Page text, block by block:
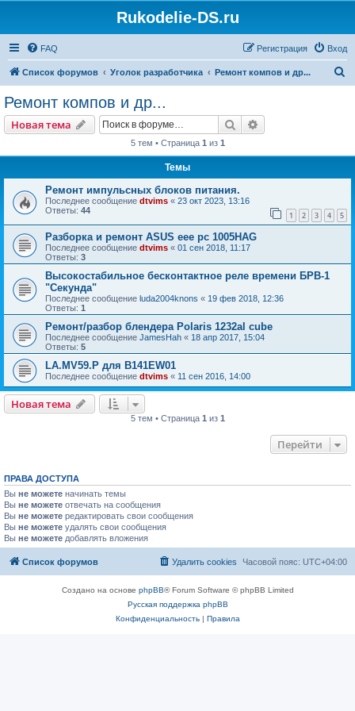
Rukodelie-DS.ru
FAQ Вход
Регистрация
Список форумов Уголок разработчика Ремонт компов и др...
Ремонт компов и др...
Новая тема Поиск
5 тем • Страница 1 из 1
Темы
Ремонт импульсных блоков питания.
Последнее сообщение dtvims « 23 окт 2023, 13:16
Ответы: 44 1 2 3 4 5
Разборка и ремонт ASUS eee pc 1005HAG
Последнее сообщение dtvims « 01 сен 2018, 11:17
Ответы: 3
Высокостабильное бесконтактное реле времени БРВ-1
"Секунда"
Последнее сообщение luda2004knons « 19 фев 2018, 12:36
Ответы: 1
Ремонт/разбор блендера Polaris 1232al cube
Последнее сообщение JamesHah « 18 апр 2017, 15:04
Ответы: 5
LA.MV59.P для B141EW01
Последнее сообщение dtvims « 11 сен 2016, 14:00
Новая тема
5 тем • Страница 1 из 1
Перейти
ПРАВА ДОСТУПА
Вы не можете начинать темы
Вы не можете отвечать на сообщения
Вы не можете редактировать свои сообщения
Вы не можете удалять свои сообщения
Вы не можете добавлять вложения
Список форумов Часовой пояс: UTC+04:00
Удалить cookies
Создано на основе phpBB® Forum Software © phpBB Limited
Русская поддержка phpBB
Конфиденциальность| Правила